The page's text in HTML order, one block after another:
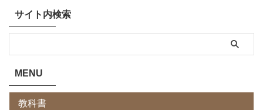
サイト内検索
MENU
教科書